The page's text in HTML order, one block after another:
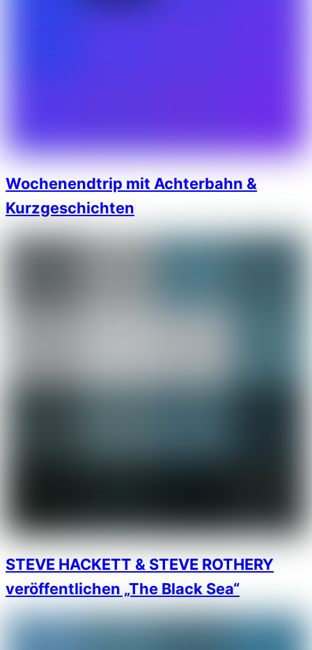
Wochenendtrip mit Achterbahn &
Kurzgeschichten
STEVE HACKETT & STEVE ROTHERY
veröffentlichen „The Black Sea“